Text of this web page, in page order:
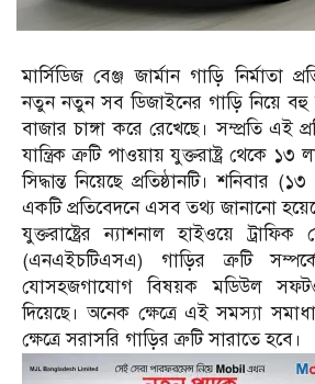
মার্সিডিজ বেঞ্জ জার্মান গাড়ি নির্মাতা
নতুন নতুন সব ডিজাইনের গাড়ি নিয়ে বহু
বাজার চাঙ্গা করে রেখেছে। সম্প্রতি এই
যান্ত্রিক ত্রুটি পাওয়ায় যুক্তরাষ্ট্র থেকে
সিদ্ধান্ত নিয়েছে প্রতিষ্ঠানটি। শনিবার
একটি প্রতিবেদনে এসব তথ্য জানানো
যুক্তরাষ্ট্রের ন্যাশনাল হাইওয়ে ট্রাফিক
(এনএইচটিএসএ) গাড়ির ত্রুটি
যোসহজগাযোগ বিষয়ক মডিউল
দিয়েছে। অনেক ক্ষেত্রে এই সমস্যা
ক্ষেত্রে সরাসরি গাড়ির ত্রুটি সারাতে হবে।